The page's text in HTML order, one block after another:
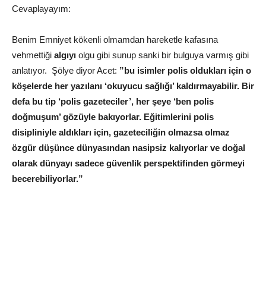
Cevaplayayım:
Benim Emniyet kökenli olmamdan hareketle kafasına
vehmettiği algıyı olgu gibi sunup sanki bir bulguya varmış gibi
anlatıyor. Şölye diyor Acet: ”bu isimler polis oldukları için o
köşelerde her yazılanı ‘okuyucu sağlığı’ kaldırmayabilir. Bir
defa bu tip ‘polis gazeteciler’, her şeye ‘ben polis
doğmuşum’ gözüyle bakıyorlar. Eğitimlerini polis
disipliniyle aldıkları için, gazeteciliğin olmazsa olmaz
özgür düşünce dünyasından nasipsiz kalıyorlar ve doğal
olarak dünyayı sadece güvenlik perspektifinden görmeyi
becerebiliyorlar.”